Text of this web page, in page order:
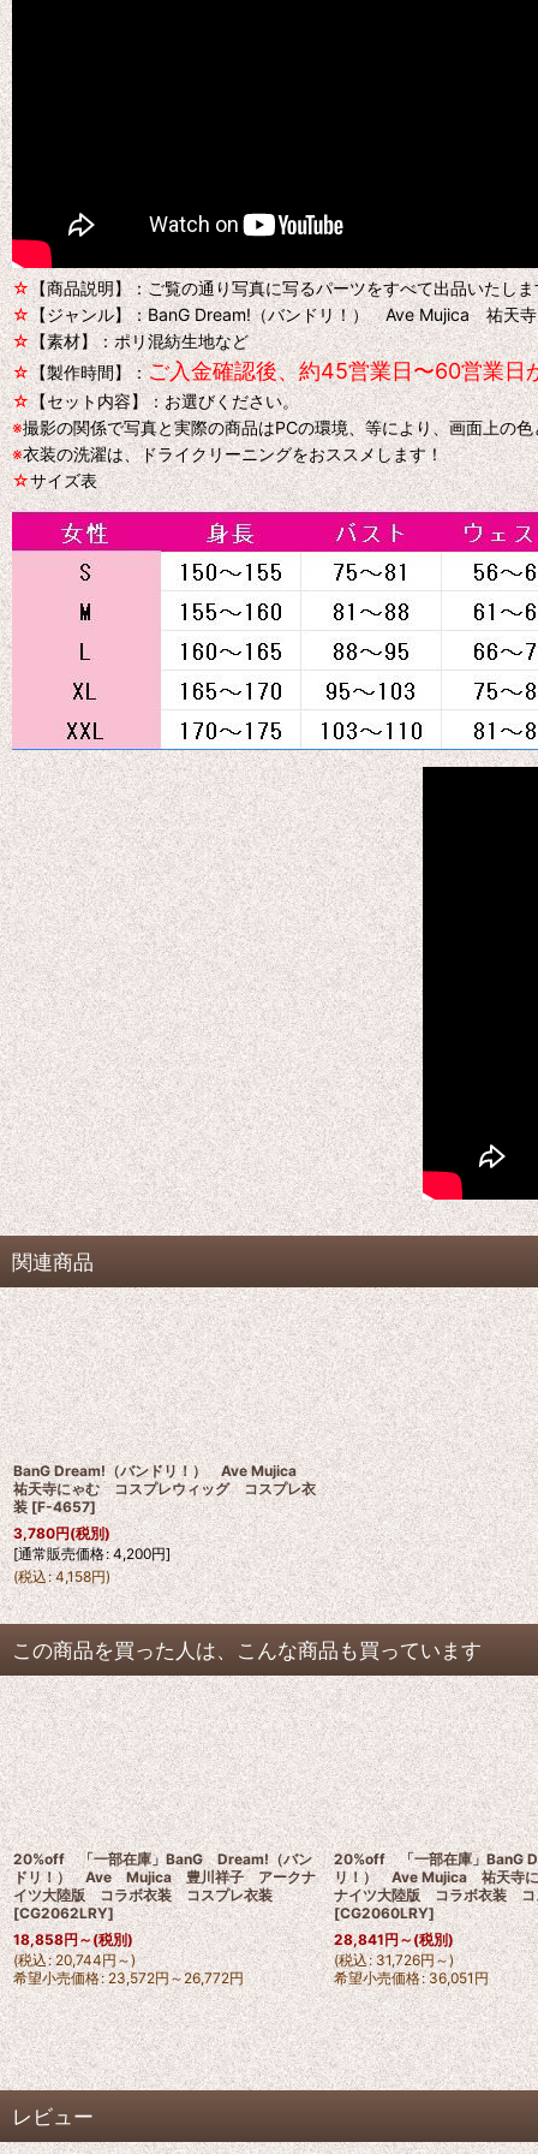
☆【商品説明】：ご覧の通り写真に写るパーツをすべて出品いたし
☆【ジャンル】：BanG Dream!（バンドリ！） Ave Mujica 祐
☆【素材】：ポリ混紡生地など
☆【製作時間】：ご入金確認後、約45営業日〜60営業日
☆【セット内容】：お選びください。
※撮影の関係で写真と実際の商品はPCの環境、等により、画面上の
※衣装の洗濯は、ドライクリーニングをおススメします！
☆サイズ表
関連商品
BanG Dream!（バンドリ！） Ave Mujica
祐天寺にゃむ コスプレウィッグ コスプレ衣
装 [F-4657]
3,780円(税別)
[通常販売価格: 4,200円]
(税込: 4,158円)
この商品を買った人は、こんな商品も買っています
20%off 「一部在庫」BanG Dream!（バン
ドリ！） Ave Mujica 豊川祥子 アークナ
イツ大陸版 コラボ衣装 コスプレ衣装
[CG2062LRY]
18,858円～(税別)
(税込: 20,744円～)
希望小売価格: 23,572円 ～26,772円
20%off 「一部在庫」BanG
リ！） Ave Mujica 祐天寺
ナイツ大陸版 コラボ衣装 コ
[CG2060LRY]
28,841円～(税別)
(税込: 31,726円～)
希望小売価格: 36,051円
レビュー